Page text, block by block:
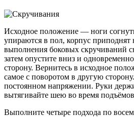
Исходное положение — ноги
упираются в пол, корпус
выполнения боковых скручиваний
затем опустите вниз и
сторону. Вернитесь в исходное
самое с поворотом в другую
постоянном напряжении. Руки
вытягивайте шею во время
Выполните четыре подхода по